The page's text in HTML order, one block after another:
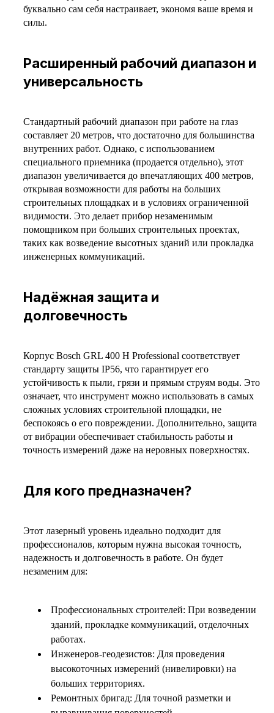
буквально сам себя настраивает, экономя ваше время и
силы.
Расширенный рабочий диапазон и
универсальность
Стандартный рабочий диапазон при работе на глаз
составляет 20 метров, что достаточно для большинства
внутренних работ. Однако, с использованием
специального приемника (продается отдельно), этот
диапазон увеличивается до впечатляющих 400 метров,
открывая возможности для работы на больших
строительных площадках и в условиях ограниченной
видимости. Это делает прибор незаменимым
помощником при больших строительных проектах,
таких как возведение высотных зданий или прокладка
инженерных коммуникаций.
Надёжная защита и
долговечность
Корпус Bosch GRL 400 H Professional соответствует
стандарту защиты IP56, что гарантирует его
устойчивость к пыли, грязи и прямым струям воды. Это
означает, что инструмент можно использовать в самых
сложных условиях строительной площадки, не
беспокоясь о его повреждении. Дополнительно, защита
от вибрации обеспечивает стабильность работы и
точность измерений даже на неровных поверхностях.
Для кого предназначен?
Этот лазерный уровень идеально подходит для
профессионалов, которым нужна высокая точность,
надежность и долговечность в работе. Он будет
незаменим для:
Профессиональных строителей: При возведении
зданий, прокладке коммуникаций, отделочных
работах.
Инженеров-геодезистов: Для проведения
высокоточных измерений (нивелировки) на
больших территориях.
Ремонтных бригад: Для точной разметки и